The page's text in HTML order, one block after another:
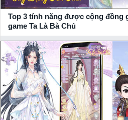
Từng bước, từng bước vượt phụ
mình. Thậm chí trong quá trình
khăn bạn còn có thể tạo nên một
ngào để cùng đồng hành “nam
chuyện tình tuyệt đẹp.
Nhìn chung, với cốt truyện bối
phụ không kém phần đặc sắc
Top 3 tính năng được cộng đồng
game Ta Là Bà Chủ